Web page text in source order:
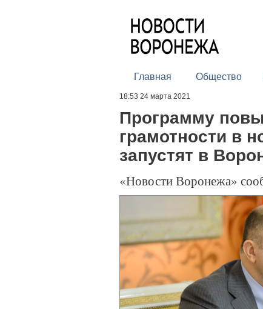
Главная Общество
18:53 24 марта 2021
Программу
грамотности в
запустят в
«Новости Воронежа»